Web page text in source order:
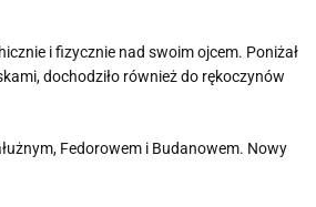
i fizycznie nad swoim ojcem. Poniżał
dochodziło również do rękoczynów
Fedorowem i Budanowem. Nowy